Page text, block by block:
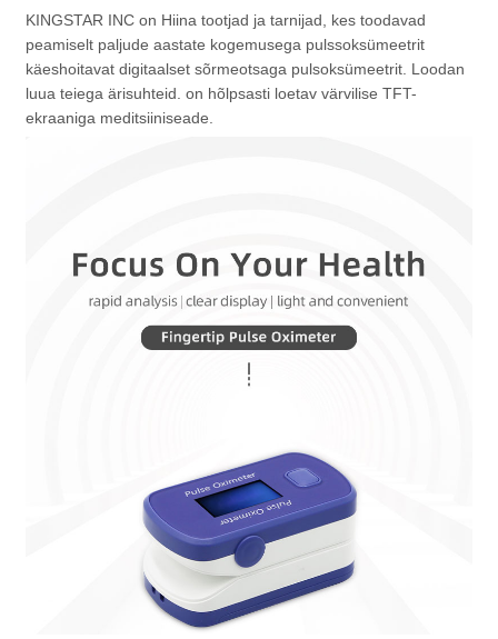
KINGSTAR INC on Hiina tootjad ja tarnijad, kes toodavad
peamiselt paljude aastate kogemusega pulssoksümeetrit
käeshoitavat digitaalset sõrmeotsaga pulsoksümeetrit. Loodan
luua teiega ärisuhteid. on hõlpsasti loetav värvilise TFT-
ekraaniga meditsiiniseade.